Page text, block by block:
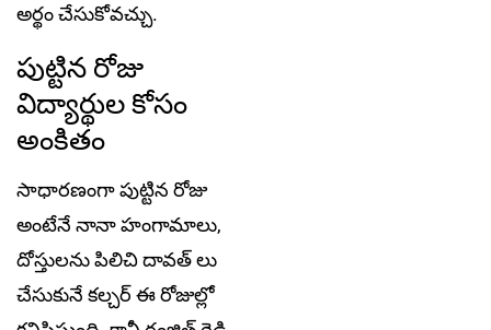
అర్థం చేసుకోవచ్చు.
పుట్టిన రోజు
విద్యార్థుల కోసం
అంకితం
సాధారణంగా పుట్టిన రోజు
అంటేనే నానా హంగామాలు,
దోస్తులను పిలిచి దావత్ లు
చేసుకునే కల్చర్ ఈ రోజుల్లో